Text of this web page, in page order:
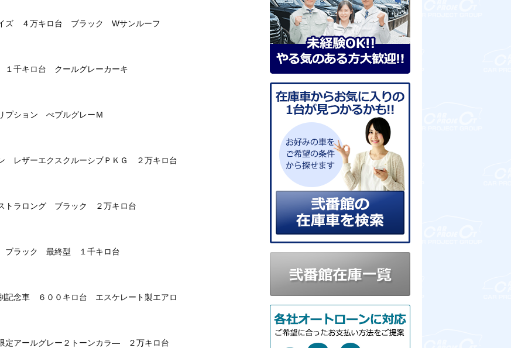
ズ ４万キロ台 ブラック Wサンルーフ
千キロ台 クールグレーカーキ
ション ぺブルグレーＭ
レザーエクスクルーシブＰＫＧ ２万キロ台
ラロング ブラック ２万キロ台
ブラック 最終型 １千キロ台
念車 ６００キロ台 エスケレート製エアロ
アールグレー２トーンカラ― ２万キロ台